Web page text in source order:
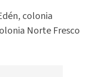
colonia
Norte Fresco